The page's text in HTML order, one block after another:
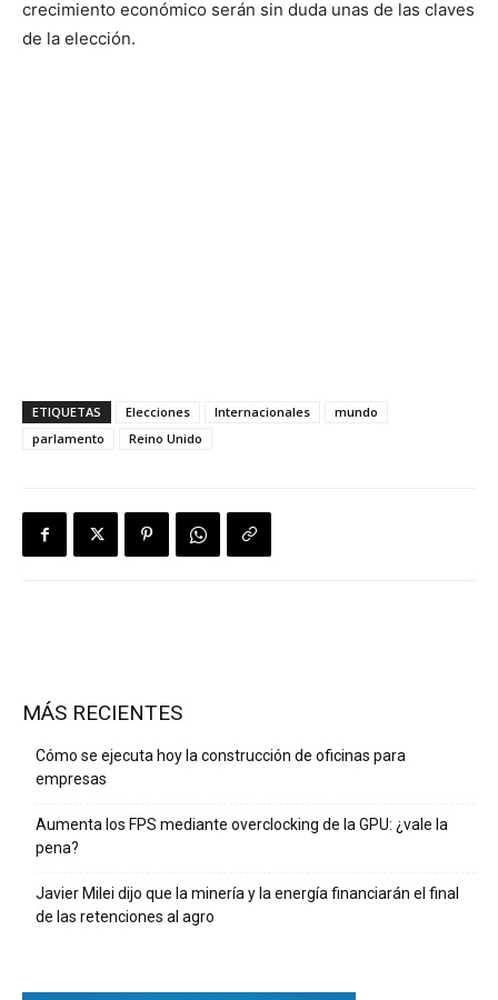
crecimiento económico serán sin duda unas de las claves
de la elección.
ETIQUETAS Elecciones Internacionales
mundo
parlamento
Reino Unido
MÁS RECIENTES
Cómo se ejecuta hoy la construcción de oficinas para
empresas
Aumenta los FPS mediante overclocking de la GPU: ¿vale la
pena?
Javier Milei dijo que la minería y la energía financiarán el final
de las retenciones al agro